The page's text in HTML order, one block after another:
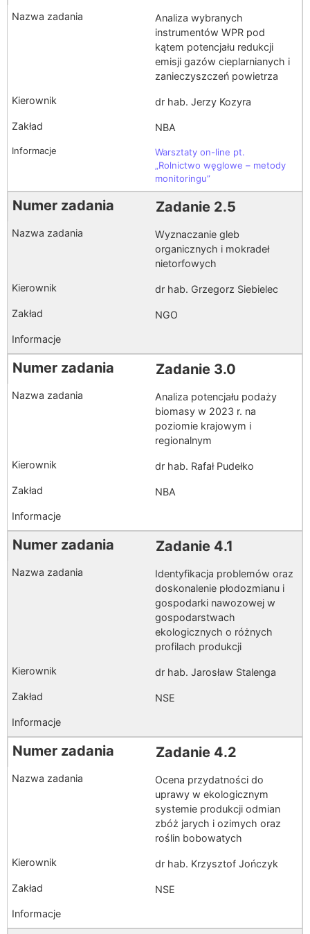
Analiza wybranych
instrumentów WPR pod
kątem potencjału redukcji
emisji gazów cieplarnianych i
zanieczyszczeń powietrza
dr hab. Jerzy Kozyra
NBA
Warsztaty on-line pt.
„Rolnictwo węglowe – metody
monitoringu”
Zadanie 2.5
Wyznaczanie gleb
organicznych i mokradeł
nietorfowych
dr hab. Grzegorz Siebielec
NGO
Zadanie 3.0
Analiza potencjału podaży
biomasy w 2023 r. na
poziomie krajowym i
regionalnym
dr hab. Rafał Pudełko
NBA
Zadanie 4.1
Identyfikacja problemów oraz
doskonalenie płodozmianu i
gospodarki nawozowej w
gospodarstwach
ekologicznych o różnych
profilach produkcji
dr hab. Jarosław Stalenga
NSE
Zadanie 4.2
Ocena przydatności do
uprawy w ekologicznym
systemie produkcji odmian
zbóż jarych i ozimych oraz
roślin bobowatych
dr hab. Krzysztof Jończyk
NSE